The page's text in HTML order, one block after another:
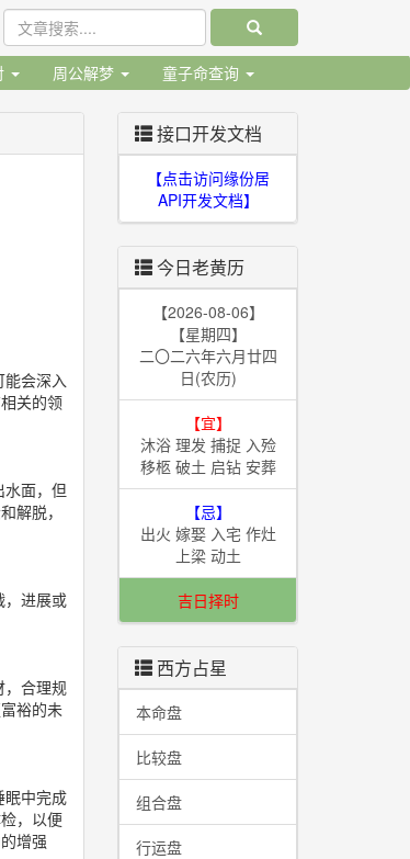
周公解梦 童子命查询
会深入
关的领
面，但
解脱，
，进展或
，合理规
裕的未
眠中完成
，以便
增强
接口开发文档
【点击访问缘份居
API开发文档】
今日老黄历
【2026-08-06】
【星期四】
二〇二六年六月廿四
日(农历)
【宜】
沐浴 理发 捕捉 入殓
移柩 破土 启钻 安葬
【忌】
出火 嫁娶 入宅 作灶
上梁 动土
吉日择时
西方占星
本命盘
比较盘
组合盘
行运盘